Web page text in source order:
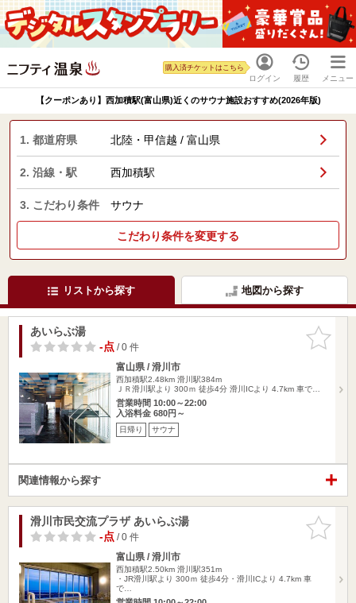
ログイン
購入済チケットはこちら
履歴 メニュー
【クーポンあり】西加積駅(富山県)近くのサウナ施設おすすめ(2026年版)
1. 都道府県 北陸・甲信越 / 富山県
2. 沿線・駅 西加積駅
3. こだわり条件 サウナ
こだわり条件を変更する
リストから探す 地図から探す
お気に入
りに追加
あいらぶ湯
-点/ 0 件
富山県 / 滑川市
西加積駅2.48km 滑川駅384m
ＪＲ滑川駅より 300ｍ 徒歩4分 滑川ICより 4.7km 車で…
営業時間 10:00～22:00
入浴料金 680円～
日帰り サウナ
関連情報から探す
お気に入
りに追加
滑川市民交流プラザ あいらぶ湯
-点/ 0 件
富山県 / 滑川市
西加積駅2.50km 滑川駅351m
・JR滑川駅より 300ｍ 徒歩4分・滑川ICより 4.7km 車
で…